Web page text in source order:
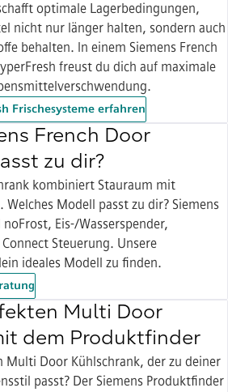
optimale Lagerbedingungen,
nicht nur länger halten, sondern auch
behalten. In einem Siemens French
freust du dich auf maximale
Frischesysteme erfahren
French Door
zu dir?
kombiniert Stauraum mit
Modell passt zu dir? Siemens
Eis-/Wasserspender,
Steuerung. Unsere
ideales Modell zu finden.
Multi Door
dem Produktfinder
Multi Door Kühlschrank, der zu deiner
passt? Der Siemens Produktfinder